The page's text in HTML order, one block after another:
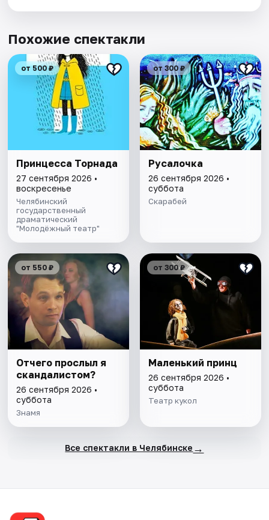
Похожие спектакли
от 500 ₽
Принцесса Торнада
27 сентября 2026 •
воскресенье
Челябинский
государственный
драматический
"Молодёжный театр"
от 300 ₽
Русалочка
26 сентября 2026 •
суббота
Скарабей
от 550 ₽
Отчего прослыл я
скандалистом?
26 сентября 2026 •
суббота
Знамя
от 300 ₽
Маленький принц
26 сентября 2026 •
суббота
Театр кукол
Все спектакли в Челябинске →